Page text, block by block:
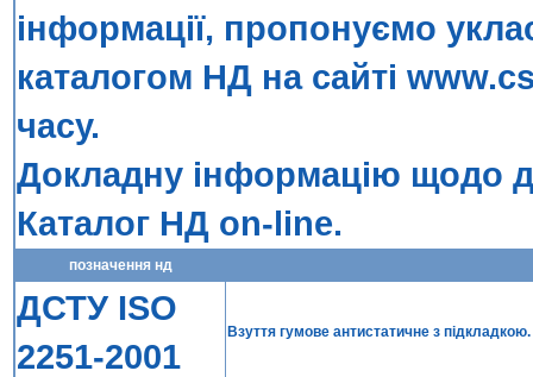
інформації, пропонуємо
каталогом НД на сайті
часу.
Докладну інформацію щодо
Каталог НД on-line.
позначення нд
ДСТУ ISO
2251-2001
Взуття гумове антистатичне з